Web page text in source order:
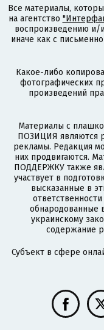
Все материалы,
на агентство
воспроизведению и/
иначе как с
Какое-либо
фотографических
произведений
Материалы с
ПОЗИЦИЯ являются
рекламы. Редакция
них продвигаются.
ПОДДЕРЖКУ также
участвует в
высказанные в
обнародованные
украинскому
содержание
Субъект в сфере